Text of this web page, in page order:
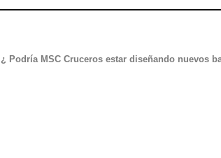
¿ Podría MSC Cruceros estar diseñando nuevos